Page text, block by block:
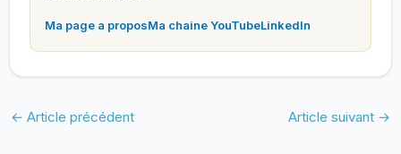
Ma page a proposMa chaine YouTubeLinkedIn
← Article précédent Article suivant →